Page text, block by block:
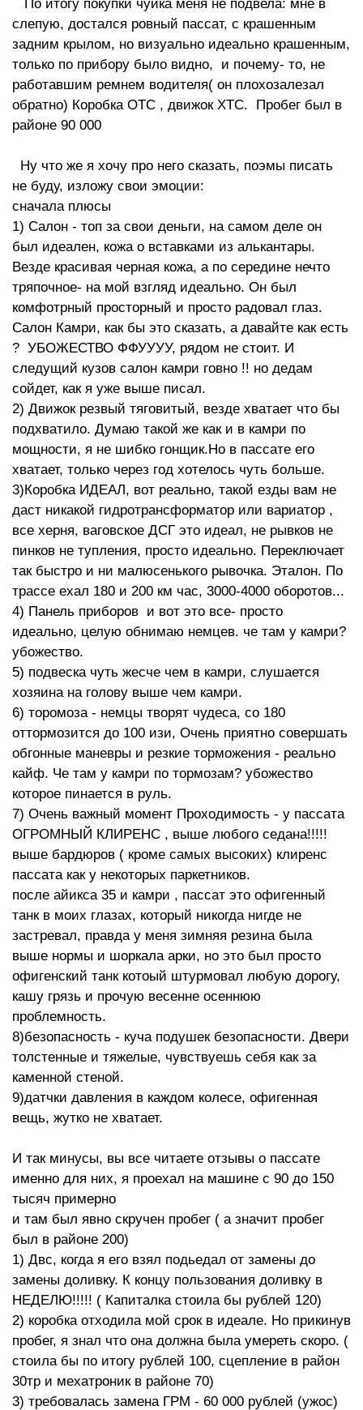
По итогу покупки чуйка меня не подвела: мне в
слепую, достался ровный пассат, с крашенным
задним крылом, но визуально идеально крашенным,
только по прибору было видно, и почему- то, не
работавшим ремнем водителя( он плохозалезал
обратно) Коробка ОТС , движок ХТС. Пробег был в
районе 90 000
Ну что же я хочу про него сказать, поэмы писать
не буду, изложу свои эмоции:
сначала плюсы
1) Салон - топ за свои деньги, на самом деле он
был идеален, кожа о вставками из алькантары.
Везде красивая черная кожа, а по середине нечто
тряпочное- на мой взгляд идеально. Он был
комфотрный просторный и просто радовал глаз.
Салон Камри, как бы это сказать, а давайте как есть
? УБОЖЕСТВО ФФУУУУ, рядом не стоит. И
следущий кузов салон камри говно !! но дедам
сойдет, как я уже выше писал.
2) Движок резвый тяговитый, везде хватает что бы
подхватило. Думаю такой же как и в камри по
мощности, я не шибко гонщик.Но в пассате его
хватает, только через год хотелось чуть больше.
3)Коробка ИДЕАЛ, вот реально, такой езды вам не
даст никакой гидротрансформатор или вариатор ,
все херня, ваговское ДСГ это идеал, не рывков не
пинков не тупления, просто идеально. Переключает
так быстро и ни малюсенького рывочка. Эталон. По
трассе ехал 180 и 200 км час, 3000-4000 оборотов...
4) Панель приборов и вот это все- просто
идеально, целую обнимаю немцев. че там у камри?
убожество.
5) подвеска чуть жесче чем в камри, слушается
хозяина на голову выше чем камри.
6) торомоза - немцы творят чудеса, со 180
оттормозится до 100 изи, Очень приятно совершать
обгонные маневры и резкие торможения - реально
кайф. Че там у камри по тормозам? убожество
которое пинается в руль.
7) Очень важный момент Проходимость - у пассата
ОГРОМНЫЙ КЛИРЕНС , выше любого седана!!!!!
выше бардюров ( кроме самых высоких) клиренс
пассата как у некоторых паркетников.
после айикса 35 и камри , пассат это офигенный
танк в моих глазах, который никогда нигде не
застревал, правда у меня зимняя резина была
выше нормы и шоркала арки, но это был просто
офигенский танк котоый штурмовал любую дорогу,
кашу грязь и прочую весенне осеннюю
проблемность.
8)безопасность - куча подушек безопасности. Двери
толстенные и тяжелые, чувствуешь себя как за
каменной стеной.
9)датчки давления в каждом колесе, офигенная
вещь, жутко не хватает.
И так минусы, вы все читаете отзывы о пассате
именно для них, я проехал на машине с 90 до 150
тысяч примерно
и там был явно скручен пробег ( а значит пробег
был в районе 200)
1) Двс, когда я его взял подьедал от замены до
замены доливку. К концу пользования доливку в
НЕДЕЛЮ!!!!! ( Капиталка стоила бы рублей 120)
2) коробка отходила мой срок в идеале. Но прикинув
пробег, я знал что она должна была умереть скоро. (
стоила бы по итогу рублей 100, сцепление в район
30тр и мехатроник в районе 70)
3) требовалась замена ГРМ - 60 000 рублей (ужос)